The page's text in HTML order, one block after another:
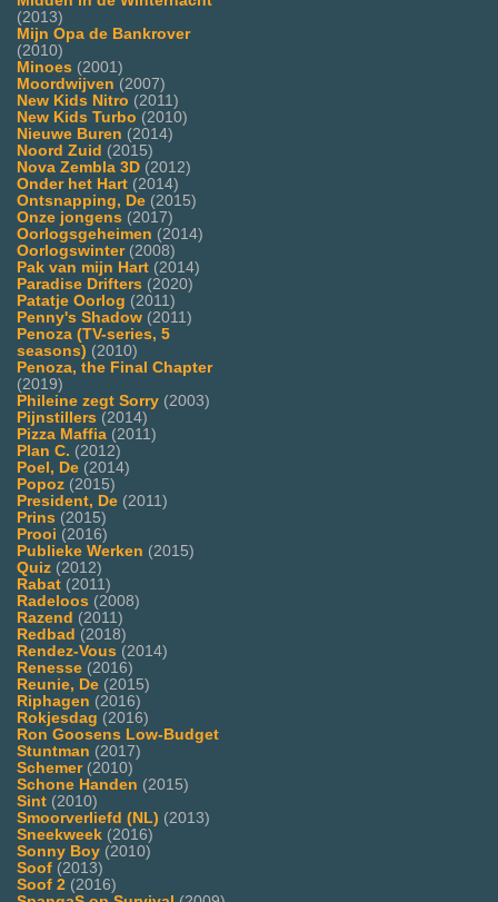
(2013)
Mijn Opa de Bankrover
(2010)
Minoes (2001)
Moordwijven (2007)
New Kids Nitro (2011)
New Kids Turbo (2010)
Nieuwe Buren (2014)
Noord Zuid (2015)
Nova Zembla 3D (2012)
Onder het Hart (2014)
Ontsnapping, De (2015)
Onze jongens (2017)
Oorlogsgeheimen (2014)
Oorlogswinter(2008)
Pak van mijn Hart (2014)
Paradise Drifters (2020)
Patatje Oorlog (2011)
Penny's Shadow (2011)
Penoza (TV-series, 5
seasons) (2010)
Penoza, the Final Chapter
(2019)
Phileine zegt Sorry (2003)
Pijnstillers (2014)
Pizza Maffia (2011)
Plan C. (2012)
Poel, De (2014)
Popoz (2015)
President, De (2011)
Prins (2015)
Prooi (2016)
Publieke Werken (2015)
Quiz (2012)
Rabat (2011)
Radeloos (2008)
Razend (2011)
Redbad (2018)
Rendez-Vous (2014)
Renesse (2016)
Reunie, De (2015)
Riphagen (2016)
Rokjesdag (2016)
Ron Goosens Low-Budget
Stuntman (2017)
Schemer(2010)
Schone Handen (2015)
Sint (2010)
Smoorverliefd (NL) (2013)
Sneekweek (2016)
Sonny Boy (2010)
Soof (2013)
Soof 2 (2016)